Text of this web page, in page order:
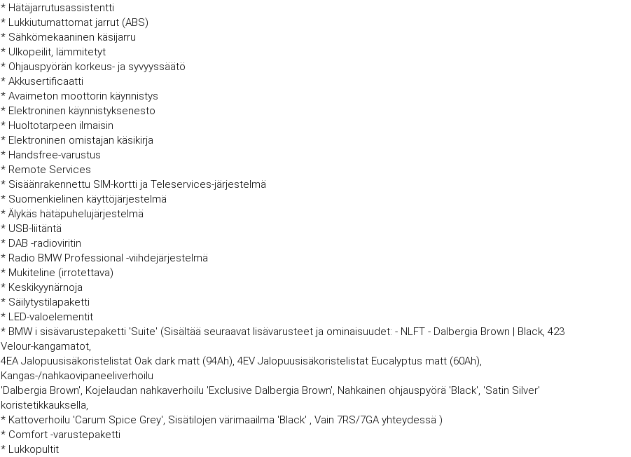
* Hätäjarrutusassistentti
* Lukkiutumattomat jarrut (ABS)
* Sähkömekaaninen käsijarru
* Ulkopeilit, lämmitetyt
* Ohjauspyörän korkeus- ja syvyyssäätö
* Akkusertificaatti
* Avaimeton moottorin käynnistys
* Elektroninen käynnistyksenesto
* Huoltotarpeen ilmaisin
* Elektroninen omistajan käsikirja
* Handsfree-varustus
* Remote Services
* Sisäänrakennettu SIM-kortti ja Teleservices-järjestelmä
* Suomenkielinen käyttöjärjestelmä
* Älykäs hätäpuhelujärjestelmä
* USB-liitäntä
* DAB -radioviritin
* Radio BMW Professional -viihdejärjestelmä
* Mukiteline (irrotettava)
* Keskikyynärnoja
* Säilytystilapaketti
* LED-valoelementit
* BMW i sisävarustepaketti 'Suite' (Sisältää seuraavat lisävarusteet ja ominaisuudet: - NLFT - Dalbergia Brown | Black, 423
Velour-kangamatot,
4EA Jalopuusisäkoristelistat Oak dark matt (94Ah), 4EV Jalopuusisäkoristelistat Eucalyptus matt (60Ah),
Kangas-/nahkaovipaneeliverhoilu
'Dalbergia Brown', Kojelaudan nahkaverhoilu 'Exclusive Dalbergia Brown', Nahkainen ohjauspyörä 'Black', 'Satin Silver'
koristetikkauksella,
* Kattoverhoilu 'Carum Spice Grey', Sisätilojen värimaailma 'Black' , Vain 7RS/7GA yhteydessä )
* Comfort -varustepaketti
* Lukkopultit